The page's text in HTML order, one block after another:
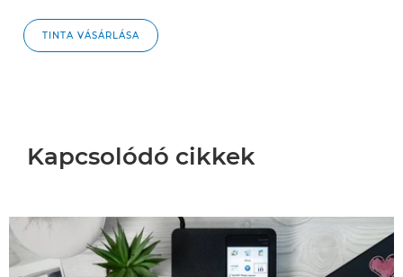
TINTA VÁSÁRLÁSA
Kapcsolódó cikkek